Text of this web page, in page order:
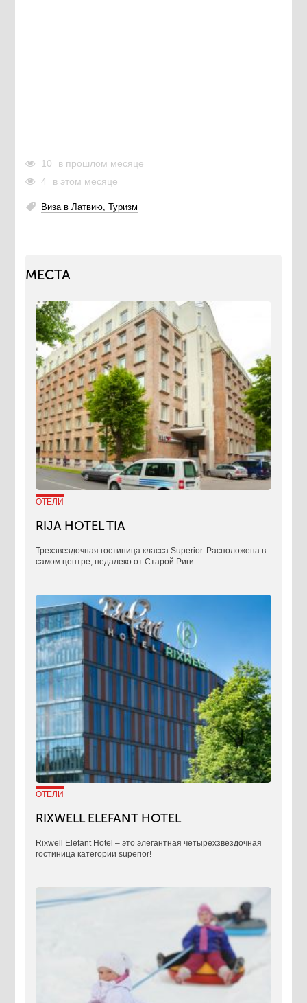
10
в прошлом месяце
4
в этом месяце
Виза в Латвию, Туризм
МЕСТА
ОТЕЛИ
RIJA HOTEL TIA
Трехзвездочная гостиница класса Superior. Расположена в
самом центре, недалеко от Старой Риги.
ОТЕЛИ
RIXWELL ELEFANT HOTEL
Rixwell Elefant Hotel ‒ это элегантная четырехзвездочная
гостиница категории superior!